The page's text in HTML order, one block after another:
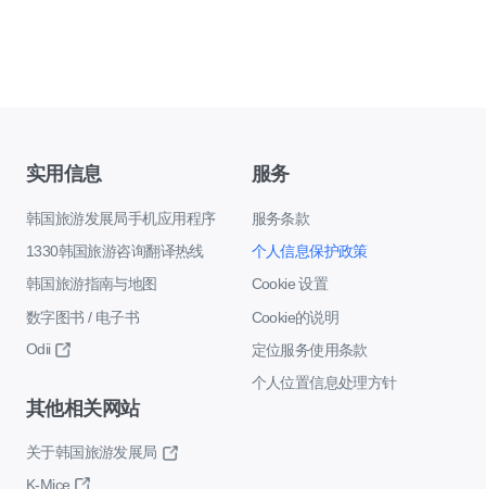
实用信息
韩国旅游发展局手机应用程序
1330韩国旅游咨询翻译热线
韩国旅游指南与地图
数字图书 / 电子书
Odii
服务
服务条款
个人信息保护政策
Cookie 设置
Cookie的说明
定位服务使用条款
个人位置信息处理方针
其他相关网站
关于韩国旅游发展局
K-Mice